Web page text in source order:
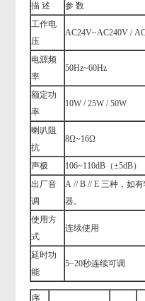
描 述
参 数
工作电
压
AC24V~AC240V /
电源频
率
50Hz~60Hz
额定功
率
10W / 25W / 50W
喇叭阻
抗
8Ω~16Ω
声极
106~110dB（±5dB）
出厂音
调
A // B // E 三种，如
器。
使用方
式
连续使用
延时功
能
5~20秒连续可调
序